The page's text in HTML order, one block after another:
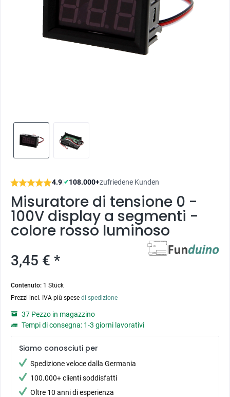
4.9|✔108.000+zufriedene Kunden
Misuratore di tensione 0 -
100V display a segmenti -
colore rosso luminoso
3,45 € *
Contenuto: 1 Stück
Prezzi incl. IVA più spese di spedizione
37 Pezzo in magazzino
Tempi di consegna: 1-3 giorni lavorativi
Siamo conosciuti per
Spedizione veloce dalla Germania
100.000+ clienti soddisfatti
Oltre 10 anni di esperienza